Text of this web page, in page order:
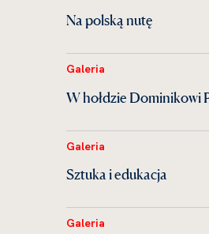
Na polską nutę
Galeria
W hołdzie Dominikowi
Galeria
Sztuka i edukacja
Galeria